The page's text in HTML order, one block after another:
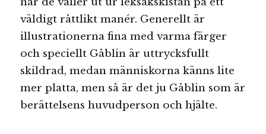
väldigt råttlikt manér. Generellt är
illustrationerna fina med varma färger
och speciellt Gåblin är uttrycksfullt
skildrad, medan människorna känns lite
mer platta, men så är det ju Gåblin som är
berättelsens huvudperson och hjälte.